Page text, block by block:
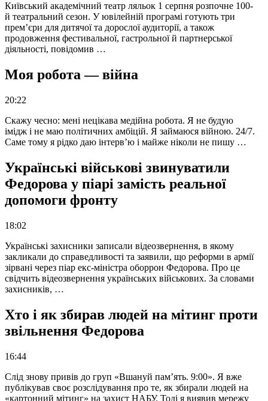
Київський академічний театр ляльок 1 серпня розпочне 100-
й театральний сезон. У ювілейній програмі готують три
прем’єри для дитячої та дорослої аудиторії, а також
продовження фестивальної, гастрольної й партнерської
діяльності, повідомив …
Моя робота — війна
20:22
Скажу чесно: мені нецікава медійна робота. Я не будую
імідж і не маю політичних амбіцій. Я займаюся війною. 24/7.
Саме тому я рідко даю інтерв’ю і майже ніколи не пишу …
Українські військові звинуватили
Федорова у піарі замість реальної
допомоги фронту
18:02
Українські захисники записали відеозвернення, в якому
закликали до справедливості та заявили, що реформи в армії
зірвані через піар екс-міністра оборрон Федорова. Про це
свідчить відеозвернення українських військових. За словами
захисників, …
Хто і як збирав людей на мітинг проти
звільнення Федорова
16:44
Слід знову привів до груп «Вшануй пам’ять. 9:00». Я вже
публікував своє розслідування про те, як збирали людей на
«картонний мітинг» на захист НАБУ. Тоді я виявив мережу